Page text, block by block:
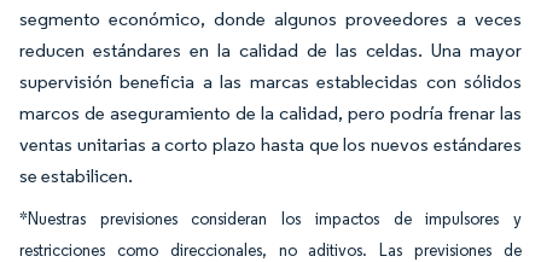
segmento económico, donde algunos proveedores a veces
reducen estándares en la calidad de las celdas. Una mayor
supervisión beneficia a las marcas establecidas con sólidos
marcos de aseguramiento de la calidad, pero podría frenar las
ventas unitarias a corto plazo hasta que los nuevos estándares
se estabilicen.
*Nuestras previsiones consideran los impactos de impulsores y
restricciones como direccionales, no aditivos. Las previsiones de